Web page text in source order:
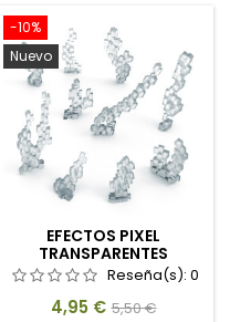
-10%
Nuevo
EFECTOS PIXEL
TRANSPARENTES
Reseña(s): 0
Precio
4,95 € Precio
5,50 €